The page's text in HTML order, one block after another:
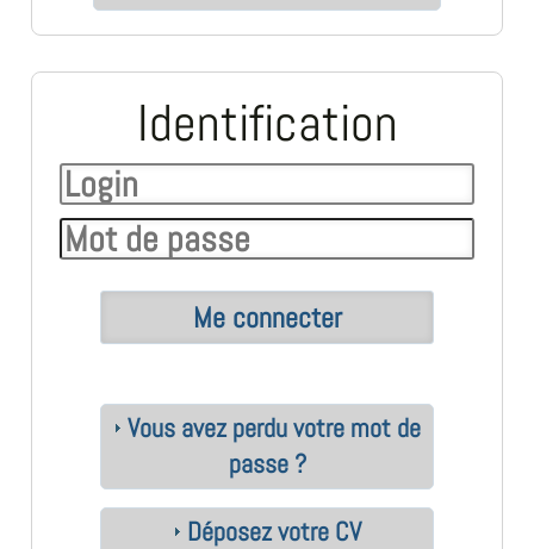
Identification
Vous avez perdu votre mot de
passe ?
Déposez votre CV